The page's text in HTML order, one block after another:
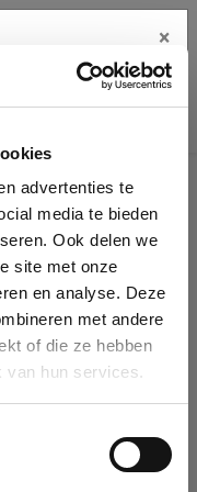
advertenties te
media te bieden
Ook delen we
site met onze
en analyse. Deze
met andere
of die ze hebben
van hun services.
by name, VAT or
it will auto-complete the
database, you can create
×